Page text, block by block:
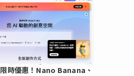
時優惠！Nano Banana、